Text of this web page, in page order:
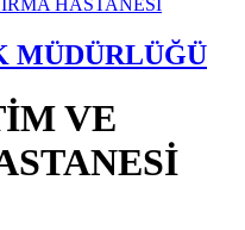
MÜDÜRLÜĞÜ
VE